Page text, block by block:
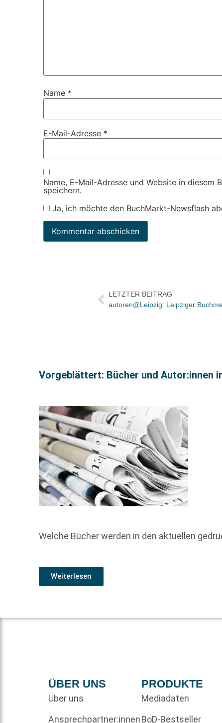
Name *
E-Mail-Adresse *
Name, E-Mail-Adresse und Website in diesem
speichern.
Ja, ich möchte den BuchMarkt-Newsflash
LETZTER BEITRAG
Vorgeblättert: Bücher und Autor:innen
Welche Bücher werden in den aktuellen
Weiterlesen
ÜBER UNS
Über uns
Ansprechpartner:innen
PRODUKTE
Mediadaten
BoD-Bestseller